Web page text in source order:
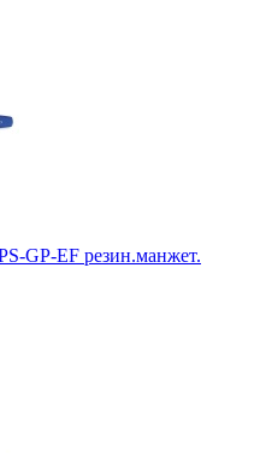
GP-EF резин.манжет.